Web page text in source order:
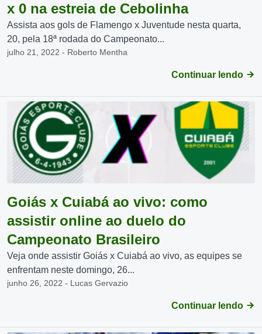
x 0 na estreia de Cebolinha
Assista aos gols de Flamengo x Juventude nesta quarta,
20, pela 18ª rodada do Campeonato...
julho 21, 2022 - Roberto Mentha
Continuar lendo
Goiás x Cuiabá ao vivo: como
assistir online ao duelo do
Campeonato Brasileiro
Veja onde assistir Goiás x Cuiabá ao vivo, as equipes se
enfrentam neste domingo, 26...
junho 26, 2022 - Lucas Gervazio
Continuar lendo